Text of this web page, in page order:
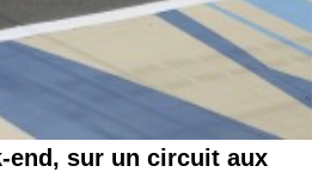
end, sur un circuit aux